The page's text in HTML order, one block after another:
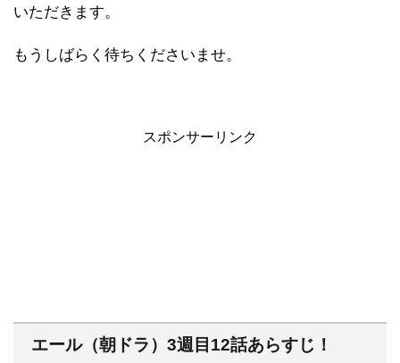
いただきます。
もうしばらく待ちくださいませ。
スポンサーリンク
エール（朝ドラ）3週目12話あらすじ！